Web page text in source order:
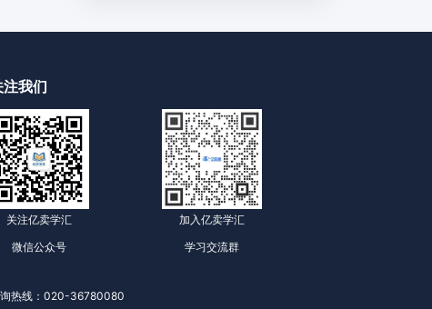
注我们
关注亿卖学汇
微信公众号
加入亿卖学汇
学习交流群
热线：020-36780080